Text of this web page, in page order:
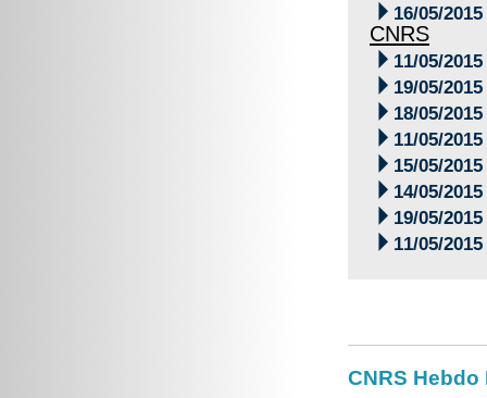
 16/05/2015
CNRS
 11/05/2015
 19/05/2015
 18/05/2015
 11/05/2015
 15/05/2015
 14/05/2015
 19/05/2015
 11/05/2015
CNRS